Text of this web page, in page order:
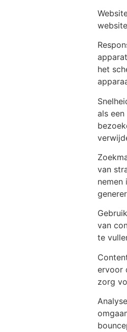
het
als
van
nemen
van
te
ervoor
zorg